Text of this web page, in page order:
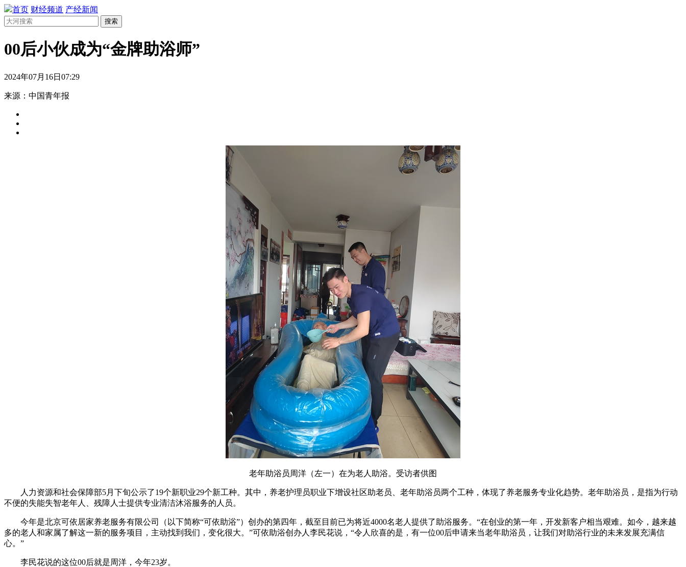
首页 财经频道 产经新闻
搜索
00后小伙成为“金牌助浴师”
2024年07月16日07:29
来源：中国青年报
老年助浴员周洋（左一）在为老人助浴。受访者供图
人力资源和社会保障部5月下旬公示了19个新职业29个新工种。其中，养老护理员职业下增设社区助老员、老年助浴员两个工种，体现了养老服务专业化趋势。老年助浴员，是指为行动
不便的失能失智老年人、残障人士提供专业清洁沐浴服务的人员。
今年是北京可依居家养老服务有限公司（以下简称“可依助浴”）创办的第四年，截至目前已为将近4000名老人提供了助浴服务。“在创业的第一年，开发新客户相当艰难。如今，越来越
多的老人和家属了解这一新的服务项目，主动找到我们，变化很大。”可依助浴创办人李民花说，“令人欣喜的是，有一位00后申请来当老年助浴员，让我们对助浴行业的未来发展充满信
心。”
李民花说的这位00后就是周洋，今年23岁。